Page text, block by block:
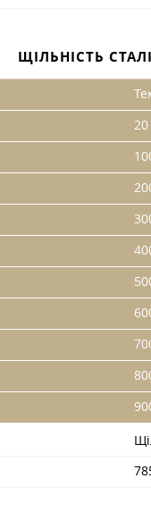
ЩІЛЬНІСТЬ
20